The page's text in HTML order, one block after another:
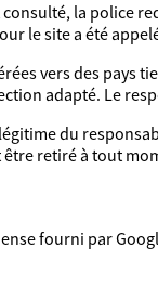
la police
le site a été
vers des pays
adapté. Le
du
retiré à tout
fourni par